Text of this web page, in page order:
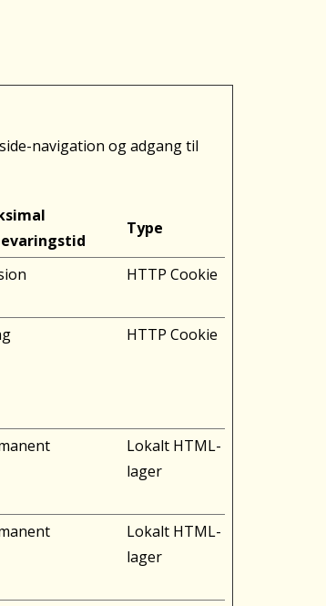
navigation og adgang til
Type
HTTP Cookie
HTTP Cookie
Lokalt HTML-
lager
Lokalt HTML-
lager